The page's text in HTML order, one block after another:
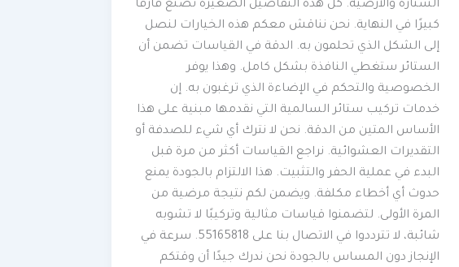
الستارة والأرضية. كل هذه التفاصيل الصغيرة تصنع فارقًا
كبيرًا في النهاية. نحن نناقش معكم هذه الخيارات لنصل
إلى الشكل الذي تحلمون به. الدقة في القياسات تضمن أن
الستائر ستغطي النافذة بشكل كامل. وهذا يوفر
الخصوصية والتحكم في الإضاءة الذي ترغبون به. إن
خدمات تركيب ستائر السالمية التي نقدمها مبنية على هذا
الأساس المتين من الدقة. نحن لا نترك أي شيء للصدفة أو
التقديرات العشوائية. نراجع القياسات أكثر من مرة قبل
البدء في عملية الحفر والتثبيت. هذا الالتزام بالجودة يمنع
حدوث أي أخطاء مكلفة. ويضمن لكم نتيجة مرضية من
المرة الأولى. لتضمنوا قياسات مثالية وتركيبًا لا تشوبه
شائبة، لا تترددوا في الاتصال بنا على 55165818. سرعة في
الإنجاز دون المساس بالجودة نحن ندرك جيدًا أن وقتكم